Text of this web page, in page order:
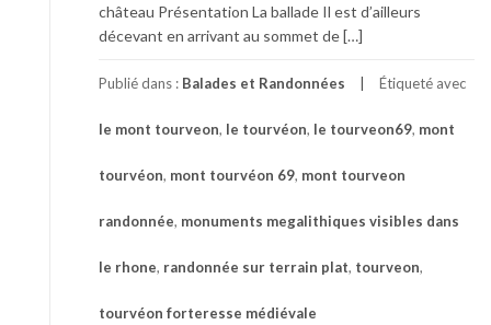
château Présentation La ballade Il est d’ailleurs
décevant en arrivant au sommet de […]
Publié dans : Balades et Randonnées Étiqueté avec
le mont tourveon, le tourvéon, le tourveon69, mont
tourvéon, mont tourvéon 69, mont tourveon
randonnée, monuments megalithiques visibles dans
le rhone, randonnée sur terrain plat, tourveon,
tourvéon forteresse médiévale